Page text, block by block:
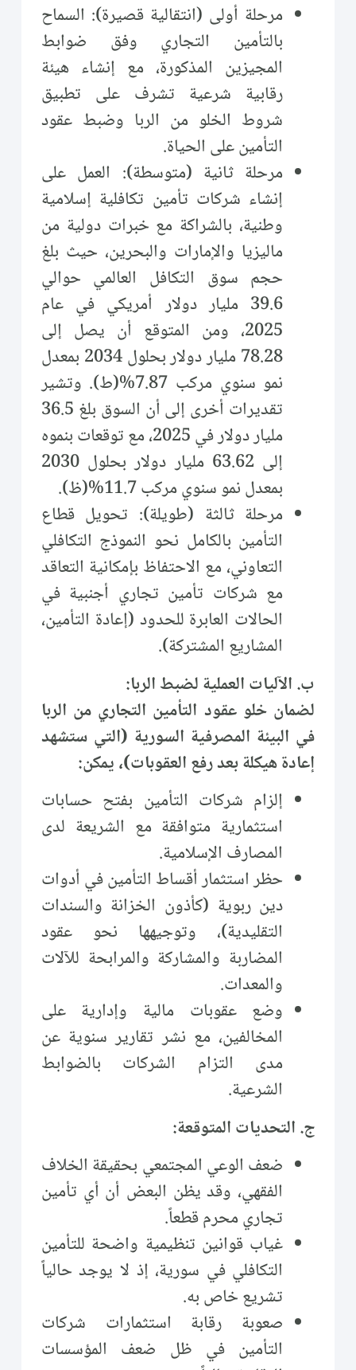
مرحلة أولى (انتقالية قصيرة): السماح
بالتأمين التجاري وفق ضوابط
المجيزين المذكورة، مع إنشاء هيئة
رقابية شرعية تشرف على تطبيق
شروط الخلو من الربا وضبط عقود
التأمين على الحياة.
مرحلة ثانية (متوسطة): العمل على
إنشاء شركات تأمين تكافلية إسلامية
وطنية، بالشراكة مع خبرات دولية من
ماليزيا والإمارات والبحرين، حيث بلغ
حجم سوق التكافل العالمي حوالي
39.6 مليار دولار أمريكي في عام
2025، ومن المتوقع أن يصل إلى
78.28 مليار دولار بحلول 2034 بمعدل
نمو سنوي مركب 7.87%(ط). وتشير
تقديرات أخرى إلى أن السوق بلغ 36.5
مليار دولار في 2025، مع توقعات بنموه
إلى 63.62 مليار دولار بحلول 2030
بمعدل نمو سنوي مركب 11.7%(ظ).
مرحلة ثالثة (طويلة): تحويل قطاع
التأمين بالكامل نحو النموذج التكافلي
التعاوني، مع الاحتفاظ بإمكانية التعاقد
مع شركات تأمين تجاري أجنبية في
الحالات العابرة للحدود (إعادة التأمين،
المشاريع المشتركة).
ب. الآليات العملية لضبط الربا:
لضمان خلو عقود التأمين التجاري من الربا
في البيئة المصرفية السورية (التي ستشهد
إعادة هيكلة بعد رفع العقوبات)، يمكن:
إلزام شركات التأمين بفتح حسابات
استثمارية متوافقة مع الشريعة لدى
المصارف الإسلامية.
حظر استثمار أقساط التأمين في أدوات
دين ربوية (كأذون الخزانة والسندات
التقليدية)، وتوجيهها نحو عقود
المضاربة والمشاركة والمرابحة للآلات
والمعدات.
وضع عقوبات مالية وإدارية على
المخالفين، مع نشر تقارير سنوية عن
مدى التزام الشركات بالضوابط
الشرعية.
ج. التحديات المتوقعة:
ضعف الوعي المجتمعي بحقيقة الخلاف
الفقهي، وقد يظن البعض أن أي تأمين
تجاري محرم قطعاً.
غياب قوانين تنظيمية واضحة للتأمين
التكافلي في سورية، إذ لا يوجد حالياً
تشريع خاص به.
صعوبة رقابة استثمارات شركات
التأمين في ظل ضعف المؤسسات